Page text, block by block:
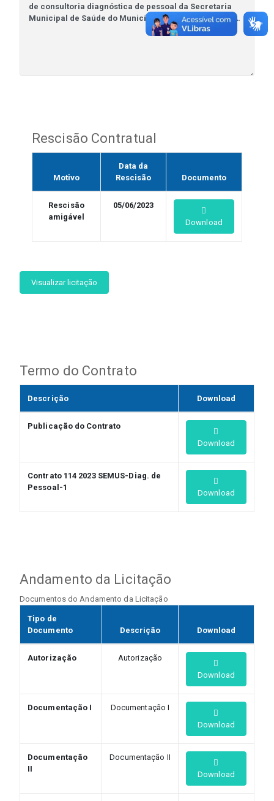
Rescisão Contratual
Motivo
Data da
Rescisão
Documento
Rescisão
amigável
05/06/2023
Download
Visualizar licitação
Termo do Contrato
Descrição Download
Publicação do Contrato
Download
Contrato 114 2023 SEMUS-Diag. de
Pessoal-1
Download
Andamento da Licitação
Documentos do Andamento da Licitação
Tipo de
Documento
Descrição Download
Autorização
Autorização
Download
Documentação I
Documentação I
Download
Documentação
II
Documentação II
Download